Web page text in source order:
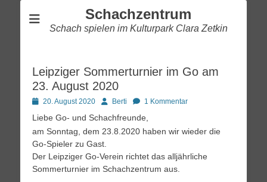
Schachzentrum
Schach spielen im Kulturpark Clara Zetkin
Leipziger Sommerturnier im Go am
23. August 2020
Posted20. August 2020 AutorBerti 1 Kommentar
Liebe Go- und Schachfreunde,
am Sonntag, dem 23.8.2020 haben wir wieder die
Go-Spieler zu Gast.
Der Leipziger Go-Verein richtet das alljährliche
Sommerturnier im Schachzentrum aus.